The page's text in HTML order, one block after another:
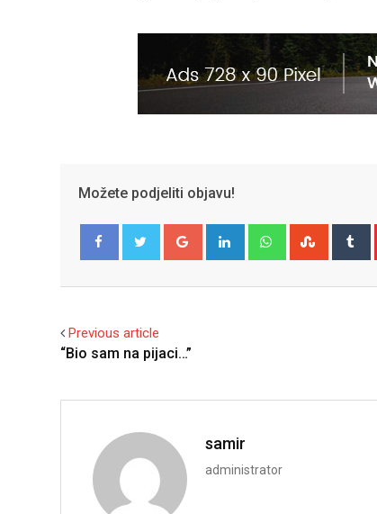
Možete podjeliti objavu!
Google+ LinkedIn Whatsapp
Previous article
“Bio sam na pijaci…”
samir
administrator